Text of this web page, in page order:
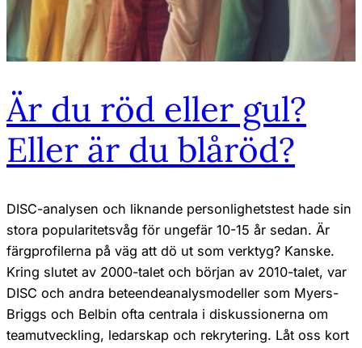
Är du röd eller gul?
Eller är du blåröd?
DISC-analysen och liknande personlighetstest hade sin
stora popularitetsvåg för ungefär 10-15 år sedan. Är
färgprofilerna på väg att dö ut som verktyg? Kanske.
Kring slutet av 2000-talet och början av 2010-talet, var
DISC och andra beteendeanalysmodeller som Myers-
Briggs och Belbin ofta centrala i diskussionerna om
teamutveckling, ledarskap och rekrytering. Låt oss kort